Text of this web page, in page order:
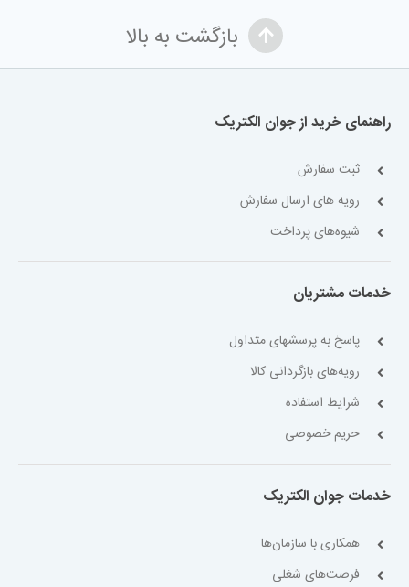
بازگشت به بالا
راهنمای خرید از جوان الکتریک
ثبت سفارش
رویه های ارسال سفارش
شیوه‌های پرداخت
خدمات مشتریان
پاسخ به پرسشهای متداول
رویه‌های بازگردانی کالا
شرایط استفاده
حریم خصوصی
خدمات جوان الکتریک
همکاری با سازمان‌ها
فرصت‌های شغلی